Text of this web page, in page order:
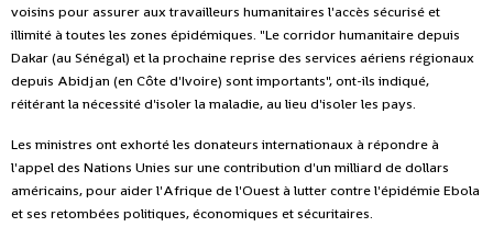
voisins pour assurer aux travailleurs humanitaires l'accès sécurisé et
illimité à toutes les zones épidémiques. "Le corridor humanitaire depuis
Dakar (au Sénégal) et la prochaine reprise des services aériens régionaux
depuis Abidjan (en Côte d'Ivoire) sont importants", ont-ils indiqué,
réitérant la nécessité d'isoler la maladie, au lieu d'isoler les pays.
Les ministres ont exhorté les donateurs internationaux à répondre à
l'appel des Nations Unies sur une contribution d'un milliard de dollars
américains, pour aider l'Afrique de l'Ouest à lutter contre l'épidémie Ebola
et ses retombées politiques, économiques et sécuritaires.